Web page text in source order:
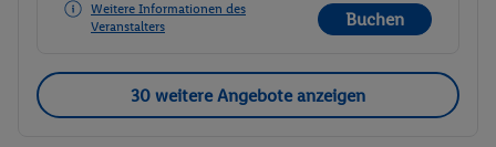
Weitere Informationen des
Veranstalters
Buchen
30 weitere Angebote anzeigen